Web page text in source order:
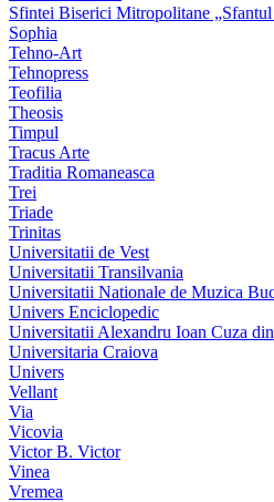
Sfintei Biserici Mitropolitane
Sophia
Tehno-Art
Tehnopress
Teofilia
Theosis
Timpul
Tracus Arte
Traditia Romaneasca
Trei
Triade
Trinitas
Universitatii de Vest
Universitatii Transilvania
Universitatii Nationale de Muzica
Univers Enciclopedic
Universitatii Alexandru Ioan Cuza
Universitaria Craiova
Univers
Vellant
Via
Vicovia
Victor B. Victor
Vinea
Vremea